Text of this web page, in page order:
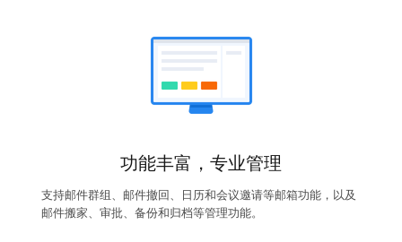
功能丰富，专业管理
支持邮件群组、邮件撤回、日历和会议邀请等邮箱功能，以及
邮件搬家、审批、备份和归档等管理功能。